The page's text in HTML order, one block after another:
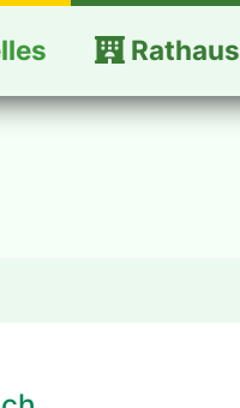
Rathaus